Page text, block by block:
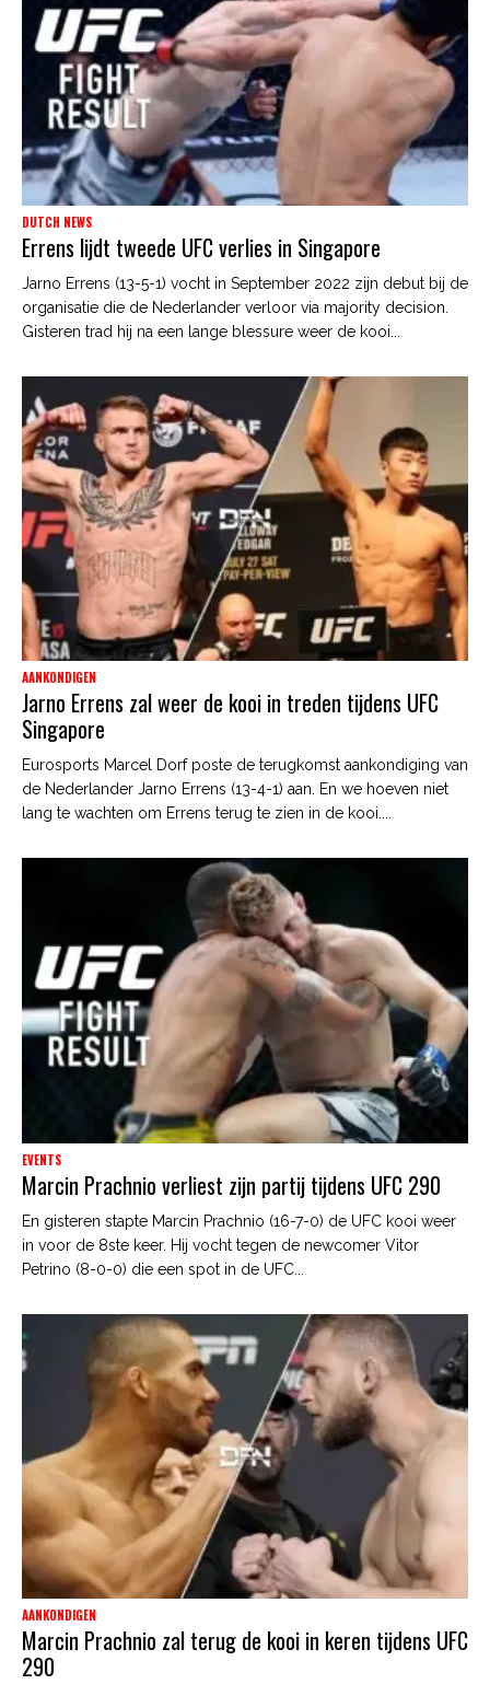
DUTCH NEWS
Errens lijdt tweede UFC verlies in Singapore
Jarno Errens (13-5-1) vocht in September 2022 zijn debut bij de
organisatie die de Nederlander verloor via majority decision.
Gisteren trad hij na een lange blessure weer de kooi...
AANKONDIGEN
Jarno Errens zal weer de kooi in treden tijdens UFC
Singapore
Eurosports Marcel Dorf poste de terugkomst aankondiging van
de Nederlander Jarno Errens (13-4-1) aan. En we hoeven niet
lang te wachten om Errens terug te zien in de kooi....
EVENTS
Marcin Prachnio verliest zijn partij tijdens UFC 290
En gisteren stapte Marcin Prachnio (16-7-0) de UFC kooi weer
in voor de 8ste keer. Hij vocht tegen de newcomer Vitor
Petrino (8-0-0) die een spot in de UFC...
AANKONDIGEN
Marcin Prachnio zal terug de kooi in keren tijdens UFC
290